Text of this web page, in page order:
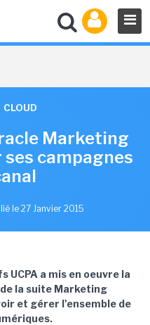
CLOUD
Marketing
campagnes
le 27 Janvier 2015
UCPA a mis en oeuvre la
la suite Marketing
et gérer l'ensemble de